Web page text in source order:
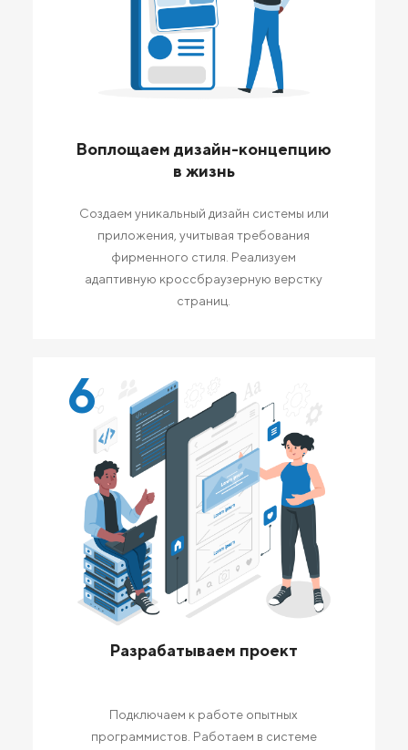
Воплощаем дизайн-концепцию
в жизнь
Создаем уникальный дизайн системы или
приложения, учитывая требования
фирменного стиля. Реализуем
адаптивную кроссбраузерную верстку
страниц.
6
Разрабатываем проект
Подключаем к работе опытных
программистов. Работаем в системе